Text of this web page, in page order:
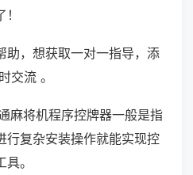
助，想获取一对一指导，添
交流 。
麻将机程序控牌器一般是指
行复杂安装操作就能实现控
。